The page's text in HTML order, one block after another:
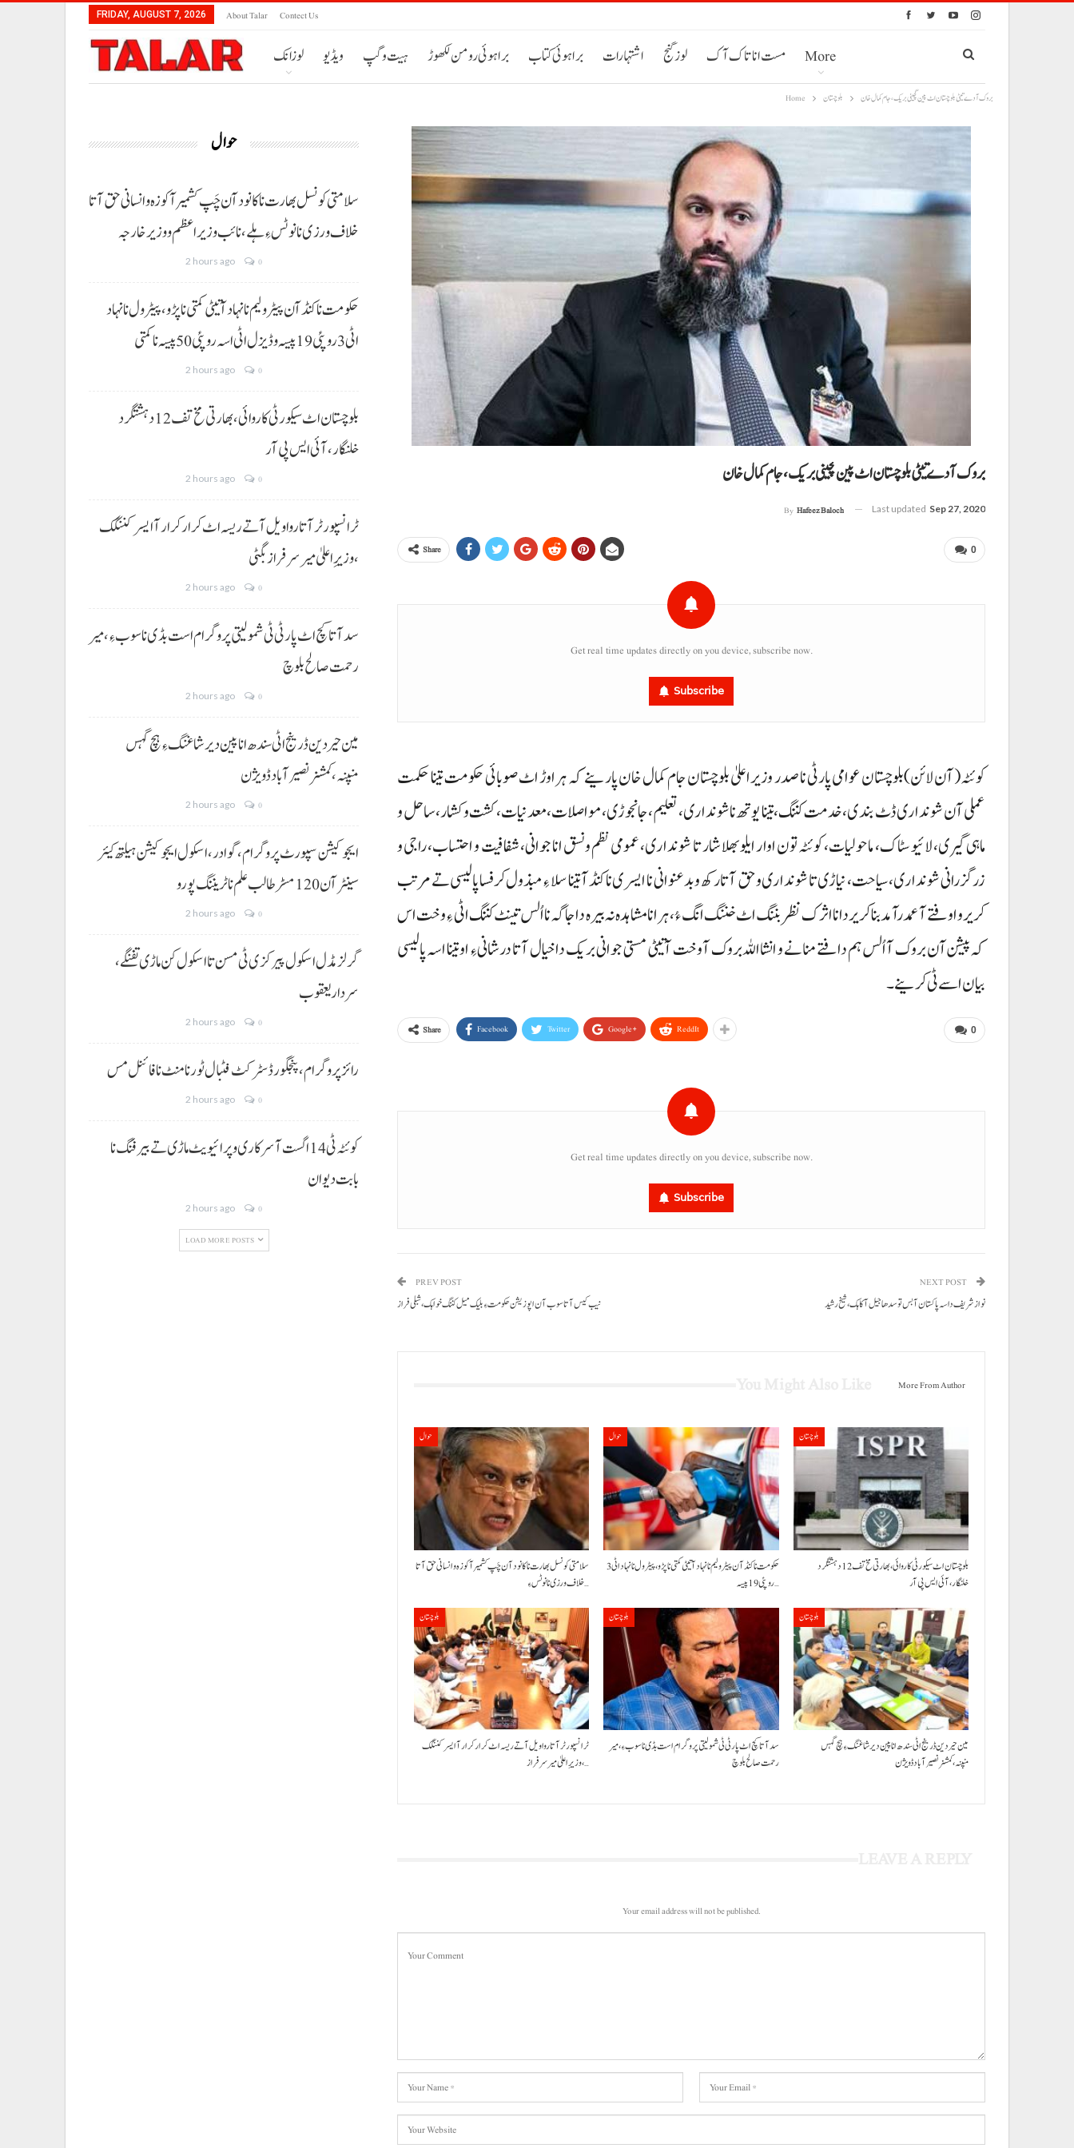
FRIDAY, AUGUST 7, 2026 About Talar Contect Us
لوزانک ویڈیو ہیت و گپ براہوئی رومن لکھوڑ براہوئی کتاب اشتہارات لوز گنج مست انا تاک آک More
Home بلوچستان بروک آ دے تیٹی بلوچستان اٹ پین گچینی بریک، جام کمال خان
بروک آ دے تیٹی بلوچستان اٹ پین گچینی بریک، جام کمال خان
By Hafeez Baloch Last updated Sep 27, 2020
0
Share
Get real time updates directly on you device, subscribe now.
Subscribe
کوئٹہ(آن لائن)بلوچستان عوامی پارٹی نا صدر وزیراعلیٰ بلوچستان جام کمال خان پارینے کہ ہراوڑ اٹ صوبائی حکومت تینا حکمت
عملی آن شونداری ڈٹ بندی، خدمت کننگ، تینا یوتھ نا شونداری، تعلیم، جانجوڑی، مواصلات، معدنیات، کشت وکشار، ساحل و
ماہی گیری، لائیو سٹاک، ماحولیات، کوئٹہ تون اوار ایلو بھلا شار تا شونداری، عمومی نظم ونسق انا جوانی، شفافیت و احتساب، راجی و
زرگزرانی شونداری، سیاحت، نیاڑی تا شونداری و حق آتا رکھ و بدعنوانی نا ایسری نا کنڈ آ تینا سلا ءِ مبذول کرفسا پالیسی تے مرتب
کریر و اوفتے آ عمدرآمد بنا کریر دانا اثرک نظربننگ اٹ خننگ انگ ءُ، ہرانا مشاہدہ نہ بیرہ دا جاگہ نا اُلس تینٹ کننگ اٹی ءِ وخت اس
کہ پیشن آن بروک آ اُلس ہم دافتے منانے و انشااللہ بروک آ وخت آتیٹی مستی جوانی بریک دا خیال آتا درشانی ءِ او تینا اسہ پالیسی
بیان اسے ٹی کرینے۔
0
Share Facebook Twitter Google+ ReddIt
Get real time updates directly on you device, subscribe now.
Subscribe
PREV POST NEXT POST
نوازشریف داسہ پاکستان آ بس تو سدھا جیل آ کاہک، شیخ رشید
More From Author
حوال
سلامتی کونسل بھارت نا کانود آن چَپ کشمیر آ کوزہ و انسانی حق آتا
خلاف ورزی نا نوٹس ءِ…
حوال
حکومت نا کنڈ آن پیٹرولیم نا نہاد آتیٹی کمتی نا پڑو،پیٹرول نا نہاد اٹی 3
روپئی 19 پیسہ…
بلوچستان
بلوچستان اٹ سیکورٹی کاروائی، بھارتی مخ تف 12 دہشتگرد
خلنگار،آئی ایس پی آر
بلوچستان
ٹرانسپورٹر آتا روا ویل آتے ریسہ اٹ کرار کرار آ ایسر کننگک
،وزیرِ اعلیٰ میر سرفراز…
بلوچستان
سد آتا کچ اٹ پارٹی ٹی شمولیتی پروگرام است بڈی نا سوب ءِ،میر
رحمت صالح بلوچ
بلوچستان
مین حیردین ڈرینج اٹی سندھ انا پین دیر شاغنگ ءِ ہچ گہس
منپنہ،کمشنر نصیرآباد ڈویژن
Your email address will not be published.
حوال
سلامتی کونسل بھارت نا کانود آن چَپ کشمیر آ کوزہ و انسانی حق آتا
خلاف ورزی نا نوٹس ءِ ہلے،نائب وزیراعظم و وزیر خارجہ
2 hours ago 0
حکومت نا کنڈ آن پیٹرولیم نا نہاد آتیٹی کمتی نا پڑو،پیٹرول نا نہاد
اٹی 3 روپئی 19 پیسہ و ڈیزل اٹی اسہ روپئی 50 پیسہ نا کمتی
2 hours ago 0
بلوچستان اٹ سیکورٹی کاروائی، بھارتی مخ تف 12 دہشتگرد
خلنگار،آئی ایس پی آر
2 hours ago 0
ٹرانسپورٹر آتا روا ویل آتے ریسہ اٹ کرار کرار آ ایسر کننگک
،وزیرِ اعلیٰ میر سرفراز بگٹی
2 hours ago 0
سد آتا کچ اٹ پارٹی ٹی شمولیتی پروگرام است بڈی نا سوب ءِ،میر
رحمت صالح بلوچ
2 hours ago 0
مین حیردین ڈرینج اٹی سندھ انا پین دیر شاغنگ ءِ ہچ گہس
منپنہ،کمشنر نصیرآباد ڈویژن
2 hours ago 0
ایجوکیشن سپورٹ پروگرام،گوادر، اسکول ایجوکیشن ہیلتھ کیئر
سینٹر آن 120 مسڑ طالب علم نا ٹریننگ پورو
2 hours ago 0
گرلز مڈل اسکول پیرکزی ٹی مسن تا اسکول کن ماڑی تفنگے،
سردار یعقوب
2 hours ago 0
رائز پروگرام، پنجگور ڈسٹرکٹ فٹبال ٹورنامنٹ نا فائنل مس
2 hours ago 0
کوئٹہ ٹی 14 اگست آ سرکاری و پرائیویٹ ماڑی تے بیرفنگ نا
بابت دیوان
2 hours ago 0
LOAD MORE POSTS